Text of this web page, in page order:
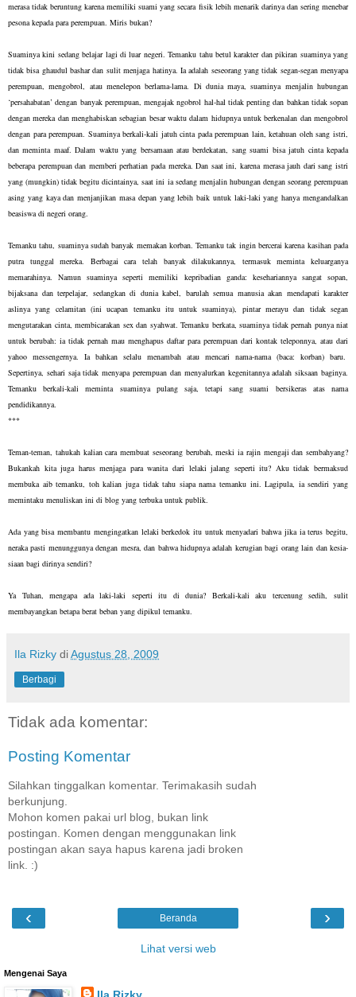
merasa tidak beruntung karena memiliki suami yang secara fisik lebih menarik darinya dan sering menebar
pesona kepada para perempuan. Miris bukan?
Suaminya kini sedang belajar lagi di luar negeri. Temanku tahu betul karakter dan pikiran suaminya yang
tidak bisa ghaudul bashar dan sulit menjaga hatinya. Ia adalah seseorang yang tidak segan-segan menyapa
perempuan, mengobrol, atau menelepon berlama-lama. Di dunia maya, suaminya menjalin hubungan
‘persahabatan’ dengan banyak perempuan, mengajak ngobrol hal-hal tidak penting dan bahkan tidak sopan
dengan mereka dan menghabiskan sebagian besar waktu dalam hidupnya untuk berkenalan dan mengobrol
dengan para perempuan. Suaminya berkali-kali jatuh cinta pada perempuan lain, ketahuan oleh sang istri,
dan meminta maaf. Dalam waktu yang bersamaan atau berdekatan, sang suami bisa jatuh cinta kepada
beberapa perempuan dan memberi perhatian pada mereka. Dan saat ini, karena merasa jauh dari sang istri
yang (mungkin) tidak begitu dicintainya, saat ini ia sedang menjalin hubungan dengan seorang perempuan
asing yang kaya dan menjanjikan masa depan yang lebih baik untuk laki-laki yang hanya mengandalkan
beasiswa di negeri orang.
Temanku tahu, suaminya sudah banyak memakan korban. Temanku tak ingin bercerai karena kasihan pada
putra tunggal mereka. Berbagai cara telah banyak dilakukannya, termasuk meminta keluarganya
memarahinya. Namun suaminya seperti memiliki kepribadian ganda: kesehariannya sangat sopan,
bijaksana dan terpelajar, sedangkan di dunia kabel, barulah semua manusia akan mendapati karakter
aslinya yang celamitan (ini ucapan temanku itu untuk suaminya), pintar merayu dan tidak segan
mengutarakan cinta, membicarakan sex dan syahwat. Temanku berkata, suaminya tidak pernah punya niat
untuk berubah: ia tidak pernah mau menghapus daftar para perempuan dari kontak teleponnya, atau dari
yahoo messengernya. Ia bahkan selalu menambah atau mencari nama-nama (baca: korban) baru.
Sepertinya, sehari saja tidak menyapa perempuan dan menyalurkan kegenitannya adalah siksaan baginya.
Temanku berkali-kali meminta suaminya pulang saja, tetapi sang suami bersikeras atas nama
pendidikannya.
***
Teman-teman, tahukah kalian cara membuat seseorang berubah, meski ia rajin mengaji dan sembahyang?
Bukankah kita juga harus menjaga para wanita dari lelaki jalang seperti itu? Aku tidak bermaksud
membuka aib temanku, toh kalian juga tidak tahu siapa nama temanku ini. Lagipula, ia sendiri yang
memintaku menuliskan ini di blog yang terbuka untuk publik.
Ada yang bisa membantu mengingatkan lelaki berkedok itu untuk menyadari bahwa jika ia terus begitu,
neraka pasti menunggunya dengan mesra, dan bahwa hidupnya adalah kerugian bagi orang lain dan kesia-
siaan bagi dirinya sendiri?
Ya Tuhan, mengapa ada laki-laki seperti itu di dunia? Berkali-kali aku tercenung sedih, sulit
membayangkan betapa berat beban yang dipikul temanku.
Ila Rizky diAgustus 28, 2009
Berbagi
Tidak ada komentar:
Posting Komentar
Silahkan tinggalkan komentar. Terimakasih sudah
berkunjung.
Mohon komen pakai url blog, bukan link
postingan. Komen dengan menggunakan link
postingan akan saya hapus karena jadi broken
link. :)
‹ ›
Beranda
Lihat versi web
Mengenai Saya